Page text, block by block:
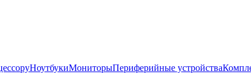
НоутбукиМониторыПериферийные устройства